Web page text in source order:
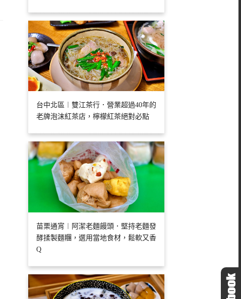
台中北區︱雙江茶行．營業超過40年的
老牌泡沫紅茶店，檸檬紅茶絕對必點
苗栗通宵︱阿潔老麵饅頭．堅持老麵發
酵揉製麵糰，選用當地食材，鬆軟又香
Q